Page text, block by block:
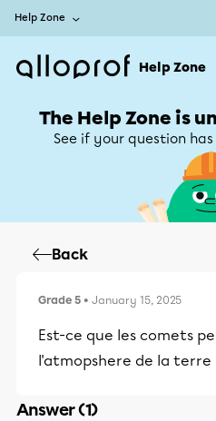
Help Zone
Help Zone
The Help Zone is
See if your question
Back
Grade 5 • January 15, 2025
Est-ce que les comets
l'atmopshere de la terre
Answer (1)